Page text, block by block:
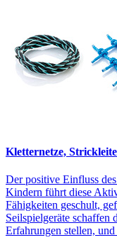
Kletternetze,
Der positive Einfluss
Kindern führt diese
Fähigkeiten geschult,
Seilspielgeräte schaffen
Erfahrungen stellen,